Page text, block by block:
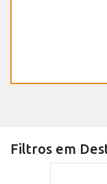
Filtros em